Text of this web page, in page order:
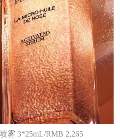
雾 3*25mL/RMB 2,265